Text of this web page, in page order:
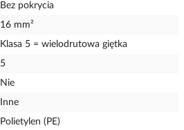
Bez pokrycia
16 mm²
Klasa 5 = wielodrutowa giętka
5
Nie
Inne
Polietylen (PE)